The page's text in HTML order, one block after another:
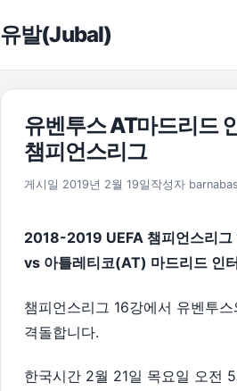
유발(Jubal)
유벤투스 AT마드리드
챔피언스리그
게시일 2019년 2월 19일 2019년 4월 12일
작성자 barnabas
2018-2019 UEFA 챔피언스리그
vs 아틀레티코(AT) 마드리드 인
챔피언스리그 16강에서 유벤투
격돌합니다.
한국시간 2월 21일 목요일 오전